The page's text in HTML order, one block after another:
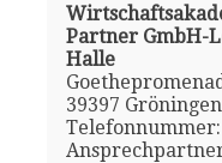
Partner GmbH-
Halle
39397 Gröningen
Telefonnummer: